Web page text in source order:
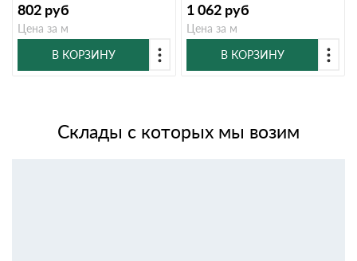
802 руб
Цена за м
В КОРЗИНУ
1 062 руб
Цена за м
В КОРЗИНУ
Склады с которых мы возим